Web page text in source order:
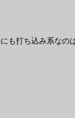
も打ち込み系なの